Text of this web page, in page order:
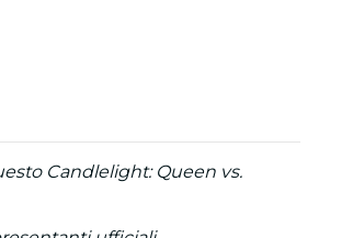
Candlelight: Queen vs.